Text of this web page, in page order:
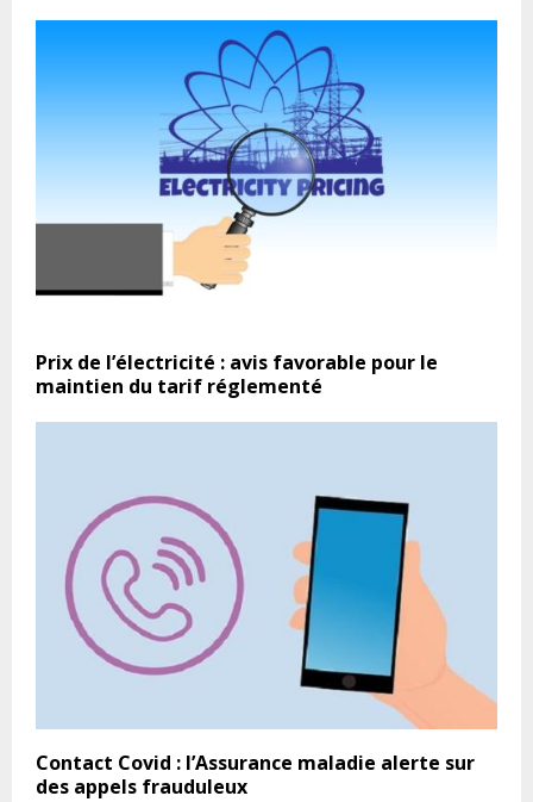
Prix de l’électricité : avis favorable pour le
maintien du tarif réglementé
Contact Covid : l’Assurance maladie alerte sur
des appels frauduleux